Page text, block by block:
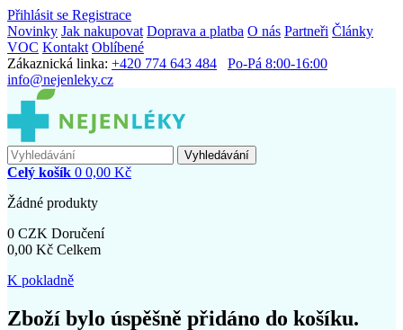
Přihlásit se Registrace
Novinky Jak nakupovat Doprava a platba O nás Partneři Články
VOC Kontakt Oblíbené
Zákaznická linka: +420 774 643 484
Po-Pá 8:00-16:00
info@nejenleky.cz
Vyhledávání
Celý košík 0 0,00 Kč
Žádné produkty
0 CZK Doručení
0,00 Kč Celkem
K pokladně
Zboží bylo úspěšně přidáno do košíku.